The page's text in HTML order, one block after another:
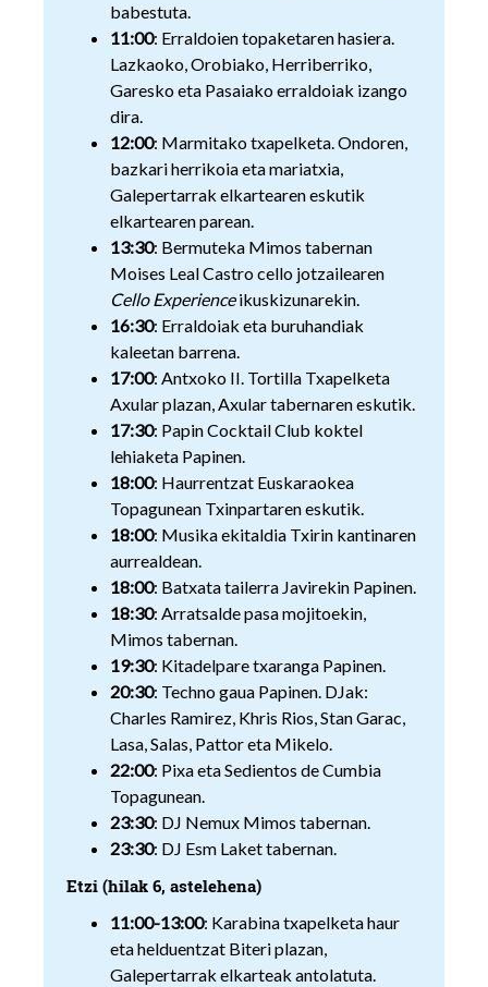
babestuta.
11:00: Erraldoien topaketaren hasiera.
Lazkaoko, Orobiako, Herriberriko,
Garesko eta Pasaiako erraldoiak izango
dira.
12:00: Marmitako txapelketa. Ondoren,
bazkari herrikoia eta mariatxia,
Galepertarrak elkartearen eskutik
elkartearen parean.
13:30: Bermuteka Mimos tabernan
Moises Leal Castro cello jotzailearen
Cello Experienceikuskizunarekin.
16:30: Erraldoiak eta buruhandiak
kaleetan barrena.
17:00: Antxoko II. Tortilla Txapelketa
Axular plazan, Axular tabernaren eskutik.
17:30: Papin Cocktail Club koktel
lehiaketa Papinen.
18:00: Haurrentzat Euskaraokea
Topagunean Txinpartaren eskutik.
18:00: Musika ekitaldia Txirin kantinaren
aurrealdean.
18:00: Batxata tailerra Javirekin Papinen.
18:30: Arratsalde pasa mojitoekin,
Mimos tabernan.
19:30: Kitadelpare txaranga Papinen.
20:30: Techno gaua Papinen. DJak:
Charles Ramirez, Khris Rios, Stan Garac,
Lasa, Salas, Pattor eta Mikelo.
22:00: Pixa eta Sedientos de Cumbia
Topagunean.
23:30: DJ Nemux Mimos tabernan.
23:30: DJ Esm Laket tabernan.
Etzi (hilak 6, astelehena)
11:00-13:00: Karabina txapelketa haur
eta helduentzat Biteri plazan,
Galepertarrak elkarteak antolatuta.